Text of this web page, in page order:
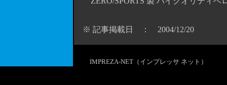
※ 記事掲載日 ： 2004/12/20
IMPREZA-NET（インプレッサ ネット）